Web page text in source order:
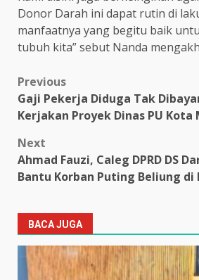
Donor Darah ini dapat rutin di
manfaatnya yang begitu baik
tubuh kita” sebut Nanda
Post
navigation
Previous
Gaji Pekerja Diduga Tak
Kerjakan Proyek Dinas PU Kota
Next
Ahmad Fauzi, Caleg DPRD DS
Bantu Korban Puting Beliung di
BACA JUGA